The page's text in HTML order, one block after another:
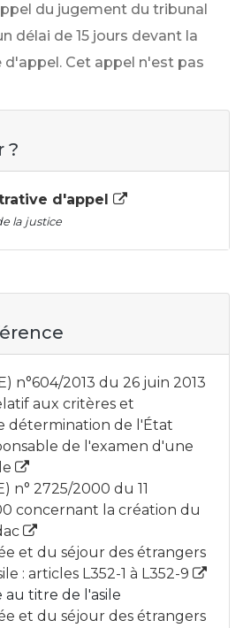
du jugement du tribunal
délai de 15 jours devant la
Cet appel n'est pas
?
d'appel
la justice
n°604/2013 du 26 juin 2013
aux critères et
détermination de l'État
de l'examen d'une
n° 2725/2000 du 11
concernant la création du
et du séjour des étrangers
: articles L352-1 à L352-9
au titre de l'asile
et du séjour des étrangers